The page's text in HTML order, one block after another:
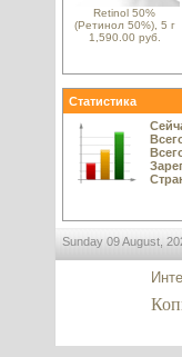
Retinol 50%
(Ретинол 50%), 5 г
1,590.00 руб.
Статистика
Sunday 09 August,